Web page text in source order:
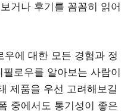
거나 후기를 꼼꼼히 읽어
우에 대한 모든 경험과 정
로우를 알아보는 사람이
제품을 우선 고려해보길
중에서도 통기성이 좋은